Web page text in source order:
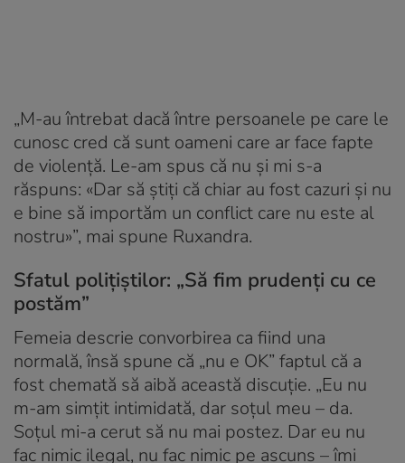
„M-au întrebat dacă între persoanele pe care le
cunosc cred că sunt oameni care ar face fapte
de violență. Le-am spus că nu și mi s-a
răspuns: «Dar să știți că chiar au fost cazuri și nu
e bine să importăm un conflict care nu este al
nostru»”, mai spune Ruxandra.
Sfatul poliţiştilor: „Să fim prudenți cu ce
postăm”
Femeia descrie convorbirea ca fiind una
normală, însă spune că „nu e OK” faptul că a
fost chemată să aibă această discuție. „Eu nu
m-am simțit intimidată, dar soțul meu – da.
Soțul mi-a cerut să nu mai postez. Dar eu nu
fac nimic ilegal, nu fac nimic pe ascuns – îmi